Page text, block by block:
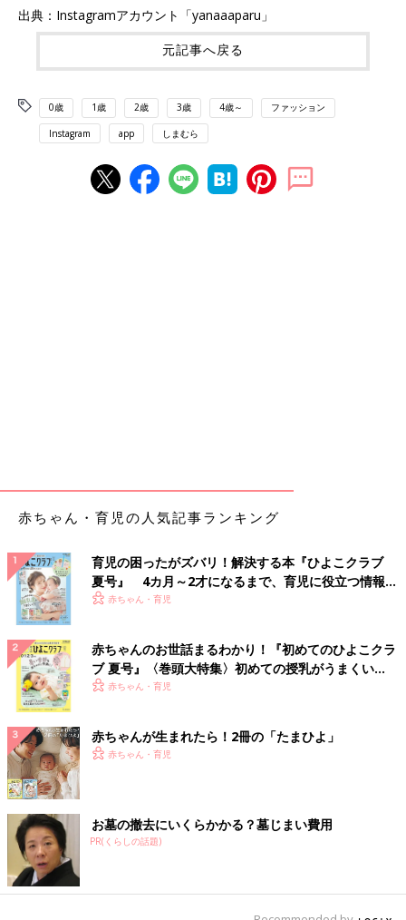
出典：Instagramアカウント「yanaaaparu」
元記事へ戻る
0歳 1歳 2歳 3歳 4歳～ ファッション
Instagram app しまむら
赤ちゃん・育児の人気記事ランキング
育児の困ったがズバリ！解決する本『ひよこクラブ
夏号』 4カ月～2才になるまで、育児に役立つ情報が
いっぱい！
赤ちゃん・育児
赤ちゃんのお世話まるわかり！『初めてのひよこクラ
ブ 夏号』〈巻頭大特集〉初めての授乳がうまくい
く！ おっぱい・ミルクの基本と夏のトラブル 解決テ
赤ちゃん・育児
赤ちゃんが生まれたら！2冊の「たまひよ」
赤ちゃん・育児
お墓の撤去にいくらかかる？墓じまい費用
PR(くらしの話題)